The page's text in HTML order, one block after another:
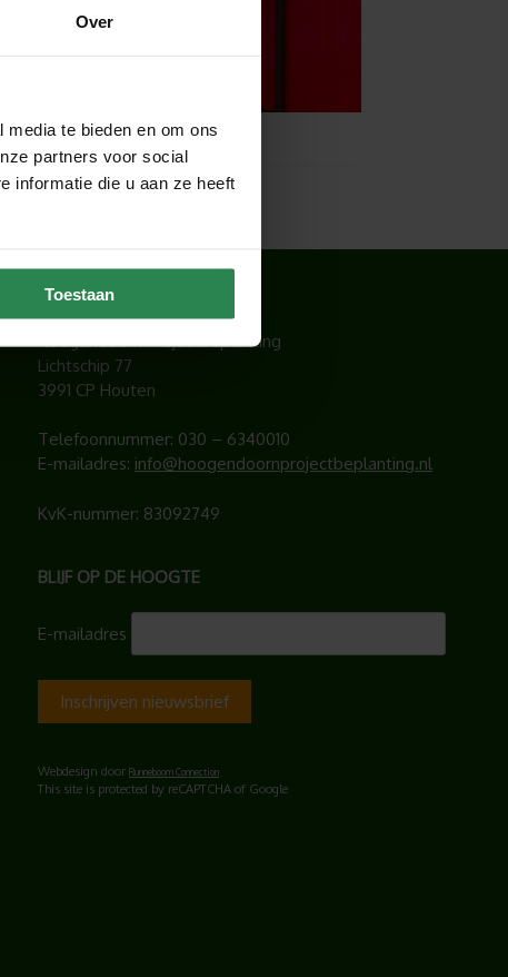
Over
te bieden en om ons
partners voor social
informatie die u aan ze heeft
Toestaan
CONTACT
Hoogendoorn Projectbeplanting
Lichtschip 77
3991 CP Houten
Telefoonnummer: 030 – 6340010
E-mailadres: info@hoogendoornprojectbeplanting.nl
KvK-nummer: 83092749
BLIJF OP DE HOOGTE
E-mailadres
Webdesign door Runneboom Connection
This site is protected by reCAPTCHA of Google